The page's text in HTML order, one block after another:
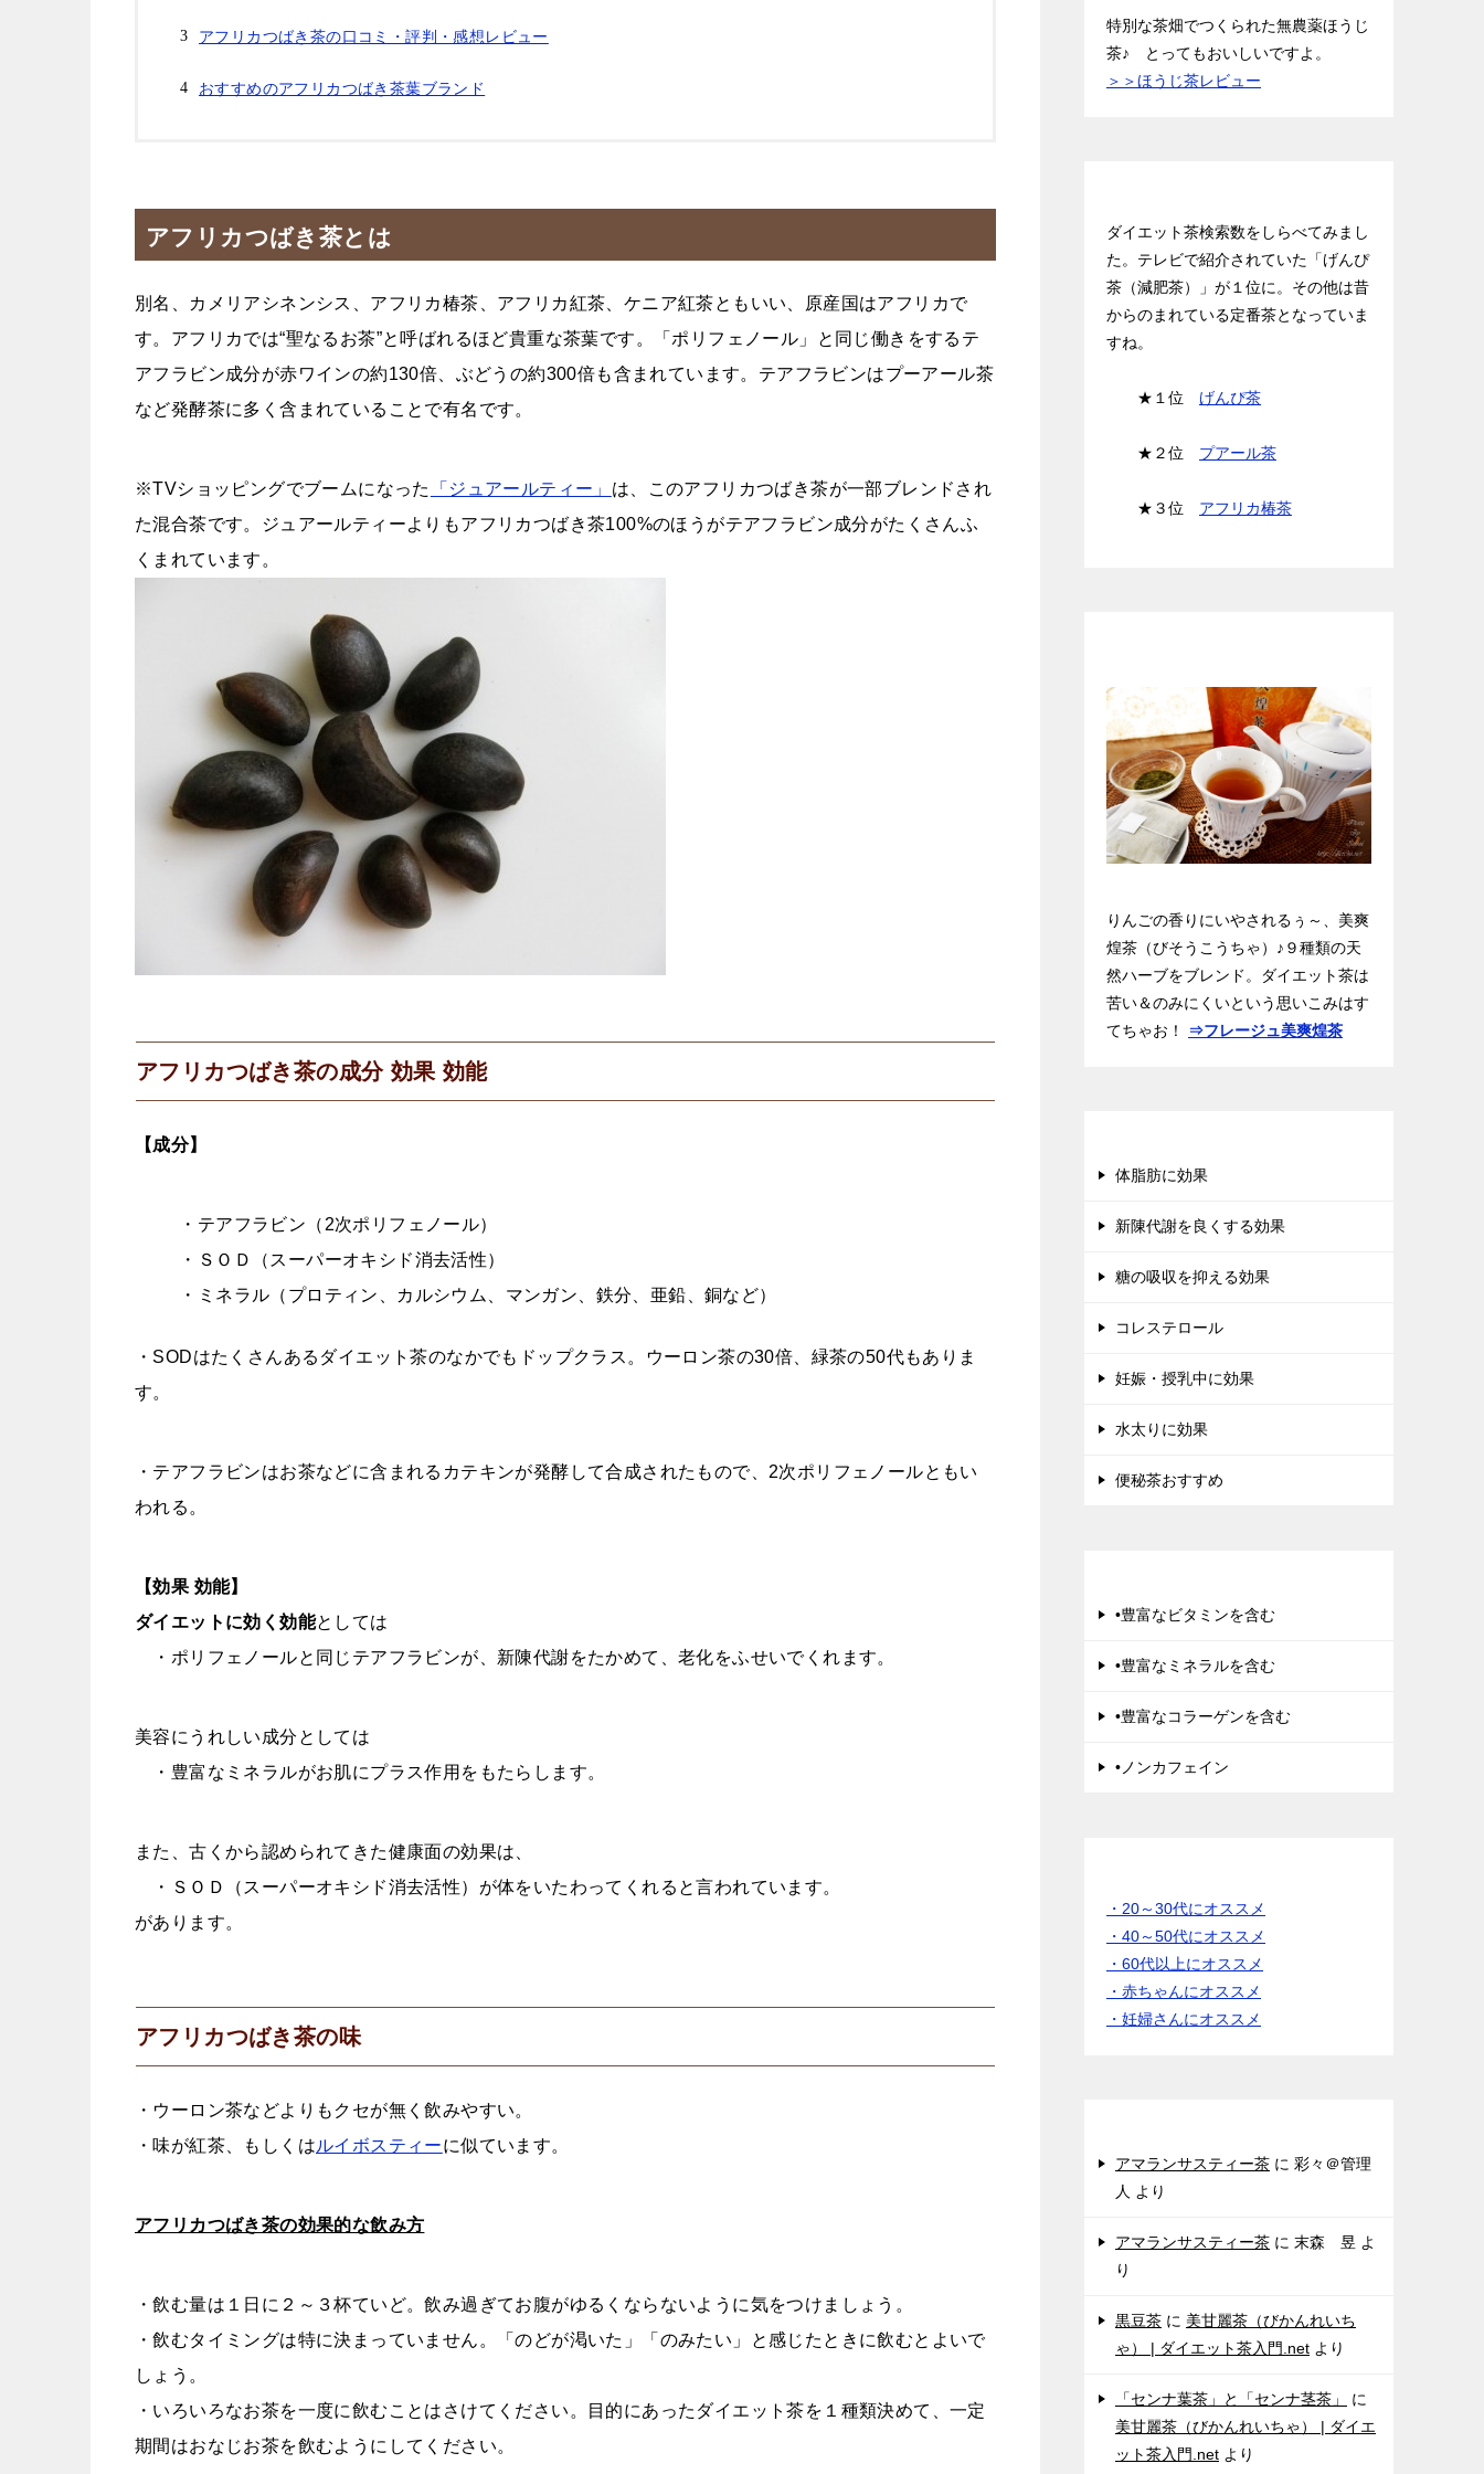
アフリカつばき茶の口コミ・評判・感想レビュー
おすすめのアフリカつばき茶葉ブランド
アフリカつばき茶とは
別名、カメリアシネンシス、アフリカ椿茶、アフリカ紅茶、ケニア紅茶ともいい、原産国はアフリカで
す。アフリカでは“聖なるお茶”と呼ばれるほど貴重な茶葉です。「ポリフェノール」と同じ働きをするテ
アフラビン成分が赤ワインの約130倍、ぶどうの約300倍も含まれています。テアフラビンはプーアール茶
など発酵茶に多く含まれていることで有名です。
※TVショッピングでブームになった 「ジュアールティー」 は、このアフリカつばき茶が一部ブレンドされ
た混合茶です。ジュアールティーよりもアフリカつばき茶100%のほうがテアフラビン成分がたくさんふ
くまれています。
アフリカつばき茶の成分 効果 効能
【成分】
・テアフラビン（2次ポリフェノール）
・ＳＯＤ（スーパーオキシド消去活性）
・ミネラル（プロティン、カルシウム、マンガン、鉄分、亜鉛、銅など）
・SODはたくさんあるダイエット茶のなかでもドップクラス。ウーロン茶の30倍、緑茶の50代もありま
す。
・テアフラビンはお茶などに含まれるカテキンが発酵して合成されたもので、2次ポリフェノールともい
われる。
【効果 効能】
ダイエットに効く効能としては
・ポリフェノールと同じテアフラビンが、新陳代謝をたかめて、老化をふせいでくれます。
美容にうれしい成分としては
・豊富なミネラルがお肌にプラス作用をもたらします。
また、古くから認められてきた健康面の効果は、
・ＳＯＤ（スーパーオキシド消去活性）が体をいたわってくれると言われています。
があります。
アフリカつばき茶の味
・ウーロン茶などよりもクセが無く飲みやすい。
・味が紅茶、もしくはルイボスティーに似ています。
アフリカつばき茶の効果的な飲み方
・飲む量は１日に２～３杯ていど。飲み過ぎてお腹がゆるくならないように気をつけましょう。
・飲むタイミングは特に決まっていません。「のどが渇いた」「のみたい」と感じたときに飲むとよいで
しょう。
・いろいろなお茶を一度に飲むことはさけてください。目的にあったダイエット茶を１種類決めて、一定
期間はおなじお茶を飲むようにしてください。
特別な茶畑でつくられた無農薬ほうじ
茶♪ とってもおいしいですよ。
＞＞ほうじ茶レビュー
ダイエット茶検索数をしらべてみまし
た。テレビで紹介されていた「げんぴ
茶（減肥茶）」が１位に。その他は昔
からのまれている定番茶となっていま
すね。
★１位 げんぴ茶
★２位 プアール茶
★３位 アフリカ椿茶
りんごの香りにいやされるぅ～、美爽
煌茶（びそうこうちゃ）♪９種類の天
然ハーブをブレンド。ダイエット茶は
苦い＆のみにくいという思いこみはす
てちゃお！ ⇒フレージュ美爽煌茶
体脂肪に効果
新陳代謝を良くする効果
糖の吸収を抑える効果
コレステロール
妊娠・授乳中に効果
水太りに効果
便秘茶おすすめ
•豊富なビタミンを含む
•豊富なミネラルを含む
•豊富なコラーゲンを含む
•ノンカフェイン
・20～30代にオススメ
・40～50代にオススメ
・60代以上にオススメ
・赤ちゃんにオススメ
・妊婦さんにオススメ
アマランサスティー茶 に 彩々＠管理
人 より
アマランサスティー茶 に 末森 昱 よ
り
黒豆茶 に 美甘麗茶（びかんれいち
ゃ） | ダイエット茶入門.net より
「センナ葉茶」と「センナ茎茶」
に
美甘麗茶（びかんれいちゃ） | ダイエ
ット茶入門.net より